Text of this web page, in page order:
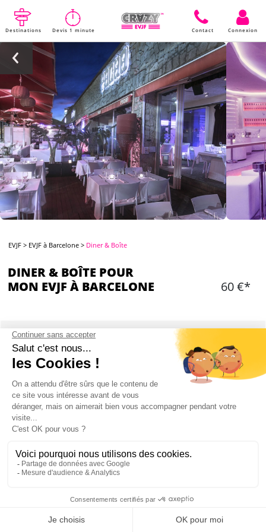
Destinations Devis 1 minute Contact Connexion
EVJF > EVJF à Barcelone > Diner & Boîte
DINER & BOÎTE POUR
MON EVJF À BARCELONE
60 €*
CONTENU
Un menu catalan complet dans un restaurant du
centre-ville
jusqu'au dessert)
L'entrée garantie pour votre groupe au Latin
Localisation : Centre - ville
Mon EVJF à Barcelone